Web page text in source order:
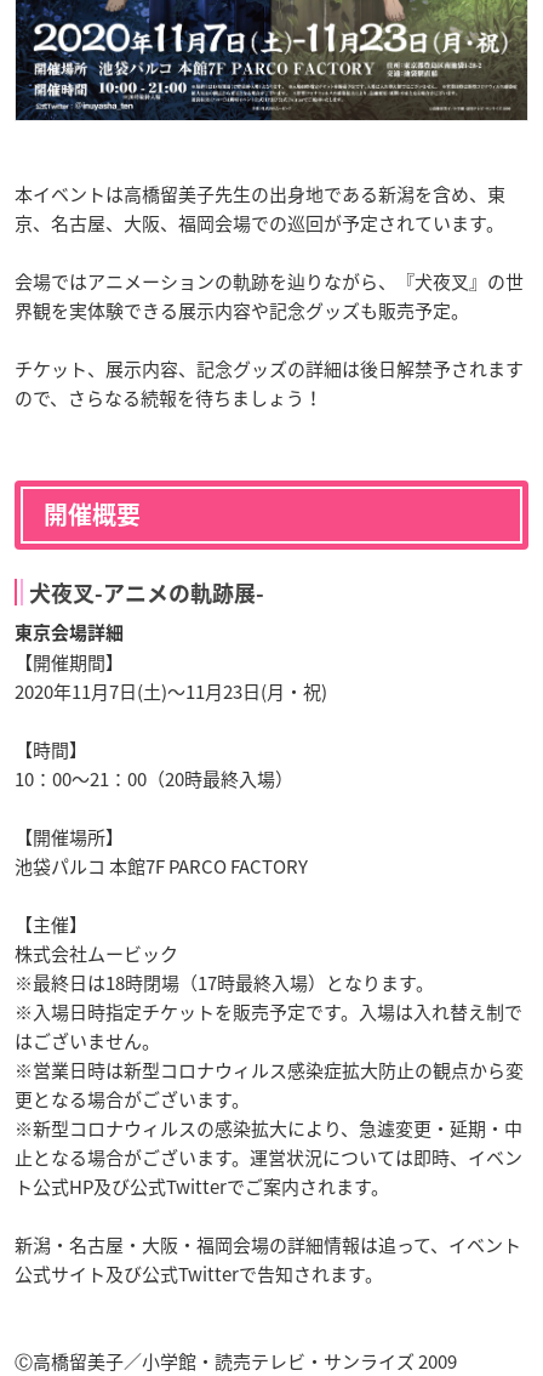
本イベントは高橋留美子先生の出身地である新潟を含め、東
京、名古屋、大阪、福岡会場での巡回が予定されています。
会場ではアニメーションの軌跡を辿りながら、『犬夜叉』の世
界観を実体験できる展示内容や記念グッズも販売予定。
チケット、展示内容、記念グッズの詳細は後日解禁予されます
ので、さらなる続報を待ちましょう！
開催概要
犬夜叉-アニメの軌跡展-
東京会場詳細
【開催期間】
2020年11月7日(土)～11月23日(月・祝)
【時間】
10：00〜21：00（20時最終入場）
【開催場所】
池袋パルコ 本館7F PARCO FACTORY
【主催】
株式会社ムービック
※最終日は18時閉場（17時最終入場）となります。
※入場日時指定チケットを販売予定です。入場は入れ替え制で
はございません。
※営業日時は新型コロナウィルス感染症拡大防止の観点から変
更となる場合がございます。
※新型コロナウィルスの感染拡大により、急遽変更・延期・中
止となる場合がございます。運営状況については即時、イベン
ト公式HP及び公式Twitterでご案内されます。
新潟・名古屋・大阪・福岡会場の詳細情報は追って、イベント
公式サイト及び公式Twitterで告知されます。
Ⓒ高橋留美子／小学館・読売テレビ・サンライズ 2009